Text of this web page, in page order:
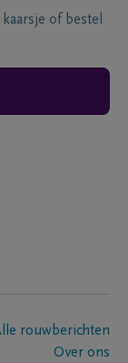
of bestel
rouwberichten
Over ons